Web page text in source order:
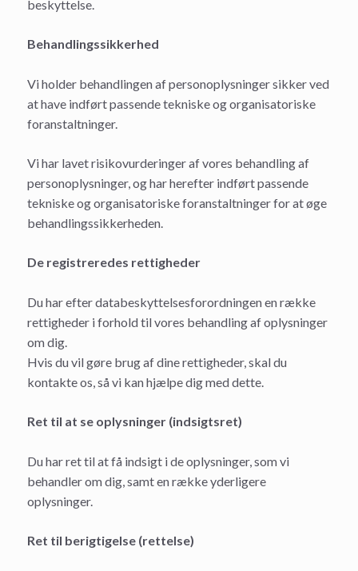
beskyttelse.
Behandlingssikkerhed
Vi holder behandlingen af personoplysninger sikker ved
at have indført passende tekniske og organisatoriske
foranstaltninger.
Vi har lavet risikovurderinger af vores behandling af
personoplysninger, og har herefter indført passende
tekniske og organisatoriske foranstaltninger for at øge
behandlingssikkerheden.
De registreredes rettigheder
Du har efter databeskyttelsesforordningen en række
rettigheder i forhold til vores behandling af oplysninger
om dig.
Hvis du vil gøre brug af dine rettigheder, skal du
kontakte os, så vi kan hjælpe dig med dette.
Ret til at se oplysninger (indsigtsret)
Du har ret til at få indsigt i de oplysninger, som vi
behandler om dig, samt en række yderligere
oplysninger.
Ret til berigtigelse (rettelse)